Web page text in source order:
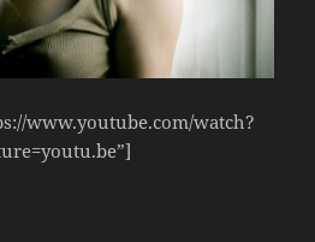
www.youtube.com/watch?